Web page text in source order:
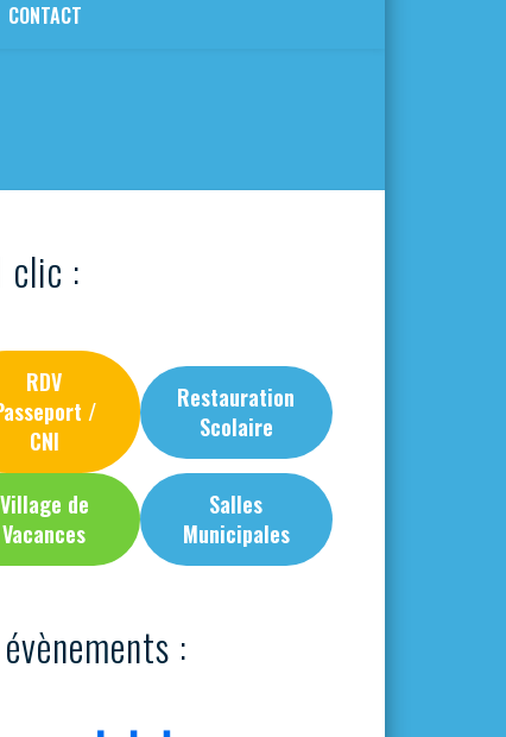
CONTACT
clic :
RDV
/
CNI
Restauration
Scolaire
Village de
Vacances
Salles
Municipales
: